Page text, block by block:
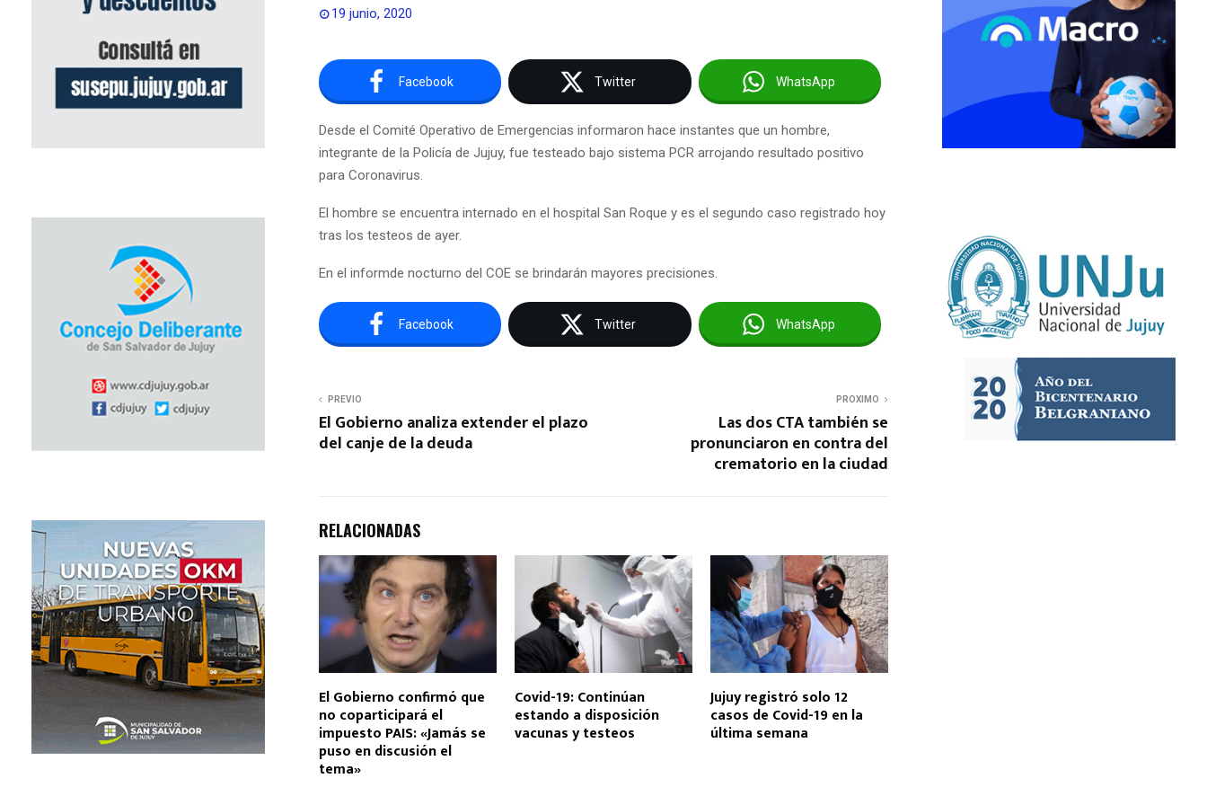
19 junio, 2020
Facebook Twitter WhatsApp
Desde el Comité Operativo de Emergencias informaron hace instantes que un hombre,
integrante de la Policía de Jujuy, fue testeado bajo sistema PCR arrojando resultado positivo
para Coronavirus.
El hombre se encuentra internado en el hospital San Roque y es el segundo caso registrado hoy
tras los testeos de ayer.
En el informde nocturno del COE se brindarán mayores precisiones.
Facebook Twitter WhatsApp
PREVIO
El Gobierno analiza extender el plazo
del canje de la deuda
PROXIMO
Las dos CTA también se
pronunciaron en contra del
crematorio en la ciudad
RELACIONADAS
El Gobierno confirmó que
no coparticipará el
impuesto PAIS: «Jamás se
puso en discusión el
tema»
Covid-19: Continúan
estando a disposición
vacunas y testeos
Jujuy registró solo 12
casos de Covid-19 en la
última semana